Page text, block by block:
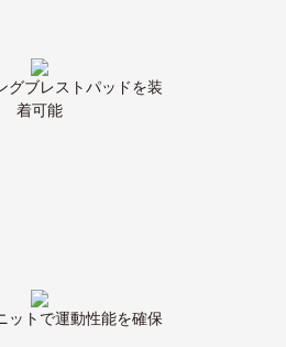
グブレストパッドを装
着可能
ットで運動性能を確保